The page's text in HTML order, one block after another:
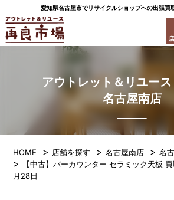
愛知県名古屋市でリサイクルショップへの出張買
アウトレット＆リユー
名古屋南店
HOME > 店舗を探す >名古屋南店 >名
>
【中古】バーカウンター セラミック天板
月28日